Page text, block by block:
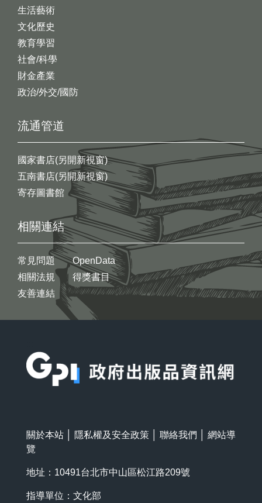
生活藝術
文化歷史
教育學習
社會/科學
財金產業
政治/外交/國防
流通管道
國家書店(另開新視窗)
五南書店(另開新視窗)
寄存圖書館
相關連結
常見問題
相關法規
友善連結
OpenData
得獎書目
關於本站 隱私權及安全政策 聯絡我們
網站導
覽
地址：10491台北市中山區松江路209號
指導單位：文化部